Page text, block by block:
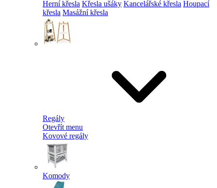
Herní křesla Křesla ušáky Kancelářské křesla Houpací
křesla Masážní křesla
Regály
Otevřít menu
Kovové regály
Komody